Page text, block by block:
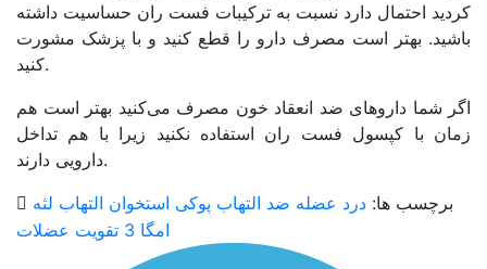
کردید احتمال دارد نسبت به ترکیبات فست ران حساسیت داشته
باشید. بهتر است مصرف دارو را قطع کنید و با پزشک مشورت
کنید.
اگر شما داروهای ضد انعقاد خون مصرف می‌کنید بهتر است هم
زمان با کپسول فست ران استفاده نکنید زیرا با هم تداخل
دارویی دارند.
برچسب ها: درد عضله ضد التهاب پوکی استخوان التهاب لثه
امگا 3
تقویت عضلات